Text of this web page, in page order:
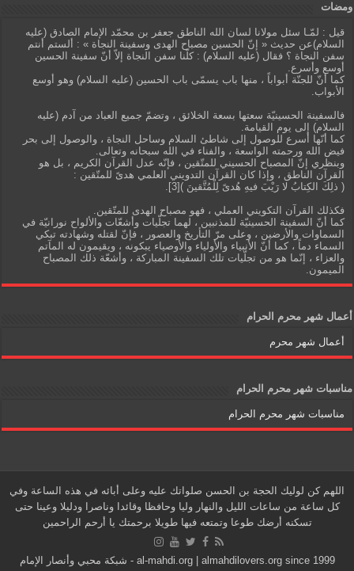
ومضات
قيل : لمّـا سئل مولانا لسان الله الناطق جعفر بن محمّد الإمام الصادق (عليه
السلام)عن حديث « إنّ الحسين مصباح الهدى وسفينة النجاة » : ألستم أنتم
سفن النجاة ؟ فقال (عليه السلام) : كلّنا سفن النجاة إلاّ أنّ سفينة الحسين
أوسع وأسرع.
كما أنّ للجنّة أبواباً ، منها باب يسمّى باب الحسين (عليه السلام) وهو أوسع
الأبواب.
فالسفينة الحسينيّة سعتها بسعة الخلائق ، وتضمّ جميع العباد من آدم (عليه
السلام) إلى يوم القيامة.
كما أنّها أسرع للوصول إلى شاطئ السلام وساحل النجاة ، والوصول إلى بحر
فيض الله ورحمته الواسعة ، والفناء في الله سبحانه وتعالى.
وبنظري إنّ المصباح الحسيني للمتّقين ، فإنّه عدل القرآن الكريم ، بل هو
القرآن الناطق ، وإذا كان القرآن التدويني العلمي هدىً للمتّقين :
( ذلِكَ الكِتابُ لا رَيْبَ فيهِ هُدىً لِلْمُتَّقينَ )[3].
فكذلك القرآن التكويني العملي ، فهو مصباح الهدى للمتّقين.
كما أنّ السفينة الحسينيّة للمذنبين ، لهما تجلّيات وأشعّات والألواح نورانيّة في
السماوات والأرضين ، وعلى مرّ التأريخ والعصور ، فإنّ لقتله وشهادته تبكي
السماء دماً ، كما أنّ الأنبياء والأولياء والأوصياء يبكونه ، ويقيمون له المآتم
والعزاء ، إنّما هو من تجلّيات تلك السفينة المباركة ، وأشعّة ذلك المصباح
الميمون.
أعمال شهر محرم الحرام
أعمال شهر محرم
مناسبات شهر محرم الحرام
مناسبات شهر محرم الحرام
اللهم كن لوليك الحجة بن الحسن صلواتك عليه وعلى أبائه في هذه الساعة وفي
كل ساعة من ساعات الليل والنهار وليا وحافظا وقائدا وناصرا ودليلا وعينا حتى
تسكنه أرضك طوعا وتمتعه فيها طويلا برحمتك يا أرحم الراحمين
al-mahdi.org | almahdilovers.org since 1999 - شبكة محبي وأنصار الإمام